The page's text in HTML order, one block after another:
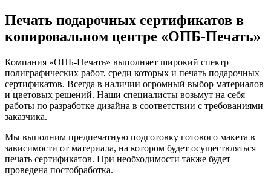
Печать подарочных сертификатов в
копировальном центре «ОПБ-Печать»
Компания «ОПБ-Печать» выполняет широкий спектр
полиграфических работ, среди которых и печать подарочных
сертификатов. Всегда в наличии огромный выбор материалов
и цветовых решений. Наши специалисты возьмут на себя
работы по разработке дизайна в соответствии с требованиями
заказчика.
Мы выполним предпечатную подготовку готового макета в
зависимости от материала, на котором будет осуществляться
печать сертификатов. При необходимости также будет
проведена постобработка.